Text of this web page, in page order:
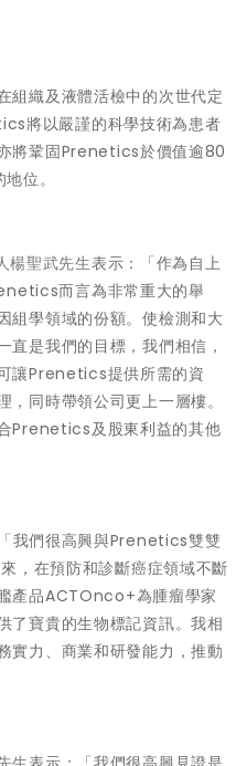
組織及液體活檢中的次世代定
將以嚴謹的科學技術為患者
將鞏固Prenetics於價值逾80
位。
楊聖武先生表示：「作為自上
而言為非常重大的舉
組學領域的份額。使檢測和大
直是我們的目標，我們相信，
讓Prenetics提供所需的資
同時帶領公司更上一層樓。
Prenetics及股東利益的其他
我們很高興與Prenetics雙雙
，在預防和診斷癌症領域不斷
產品ACTOnco+為腫瘤學家
了寶貴的生物標記資訊。我相
實力、商業和研發能力，推動